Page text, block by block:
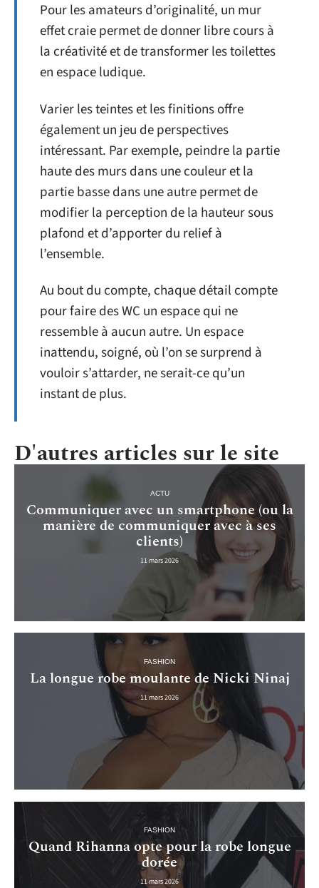
Pour les amateurs d’originalité, un mur
effet craie permet de donner libre cours à
la créativité et de transformer les toilettes
en espace ludique.
Varier les teintes et les finitions offre
également un jeu de perspectives
intéressant. Par exemple, peindre la partie
haute des murs dans une couleur et la
partie basse dans une autre permet de
modifier la perception de la hauteur sous
plafond et d’apporter du relief à
l’ensemble.
Au bout du compte, chaque détail compte
pour faire des WC un espace qui ne
ressemble à aucun autre. Un espace
inattendu, soigné, où l’on se surprend à
vouloir s’attarder, ne serait-ce qu’un
instant de plus.
D'autres articles sur le site
ACTU
Communiquer avec un smartphone (ou la
manière de communiquer avec à ses
clients)
11 mars 2026
FASHION
La longue robe moulante de Nicki Ninaj
11 mars 2026
FASHION
Quand Rihanna opte pour la robe longue
dorée
11 mars 2026